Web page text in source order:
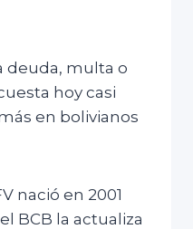
deuda, multa o
hoy casi
en bolivianos
nació en 2001
BCB la actualiza